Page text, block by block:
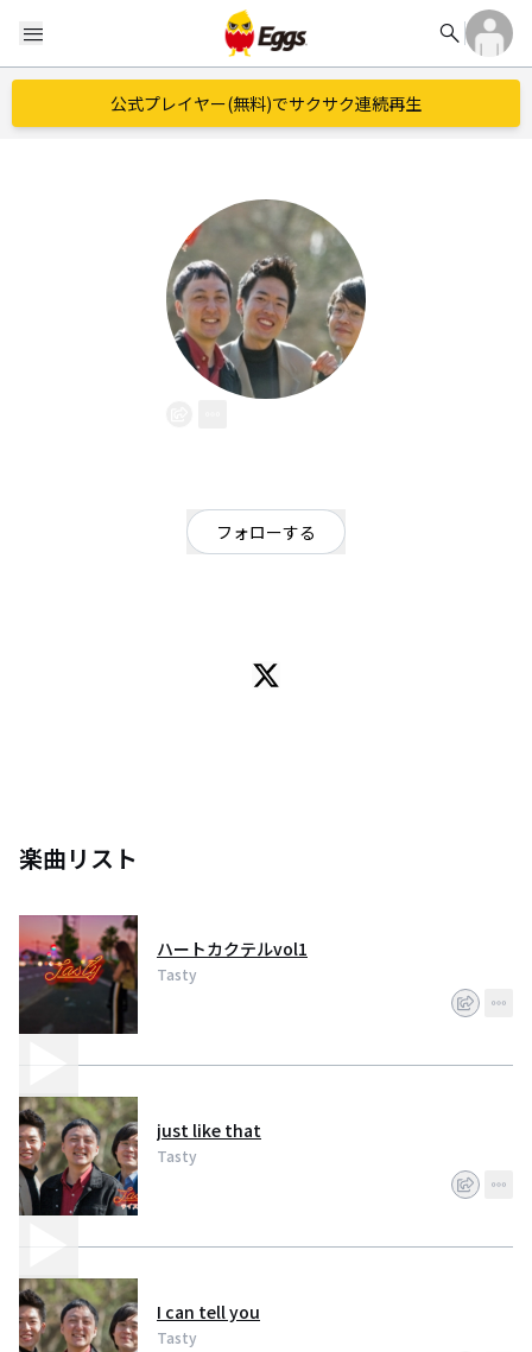
menu search
公式プレイヤー(無料)でサクサク連続再生
フォローする
楽曲リスト
ハートカクテルvol1
Tasty
just like that
Tasty
I can tell you
Tasty